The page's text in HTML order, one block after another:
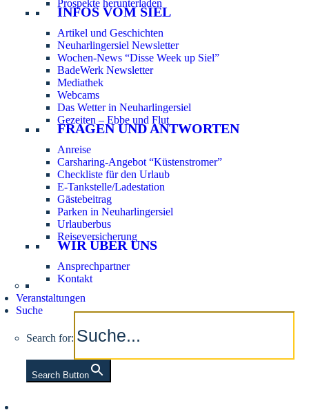
Prospekte herunterladen
INFOS VOM SIEL
Artikel und Geschichten
Neuharlingersiel Newsletter
Wochen-News “Disse Week up Siel”
BadeWerk Newsletter
Mediathek
Webcams
Das Wetter in Neuharlingersiel
Gezeiten – Ebbe und Flut
FRAGEN UND ANTWORTEN
Anreise
Carsharing-Angebot “Küstenstromer”
Checkliste für den Urlaub
E-Tankstelle/Ladestation
Gästebeitrag
Parken in Neuharlingersiel
Urlauberbus
Reiseversicherung
WIR ÜBER UNS
Ansprechpartner
Kontakt
Veranstaltungen
Suche
Search for:
Search Button